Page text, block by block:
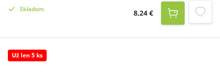
Prijatie Ducha Svätého.Obálka je vyrobená z
dreva s celkovým rozmerom 19,3 x 9,7 cm a
má bielu stužku, ktorá slúži na jednoduché
dar k birmovke.
Skladom 8,24 €
Už len 5 ks